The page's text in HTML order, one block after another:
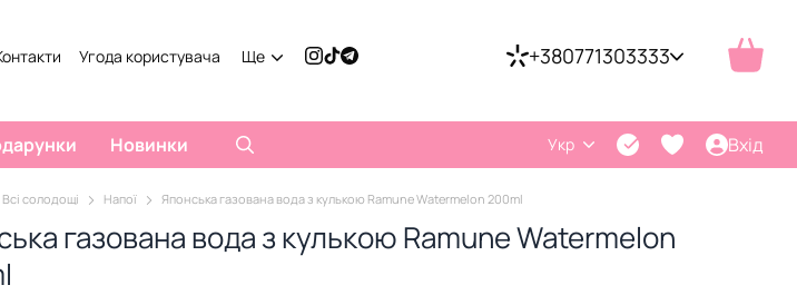
Угода користувача Ще +380771303333
Новинки Укр Вхід
Всі солодощі Напої Японська газована вода з кулькою Ramune Watermelon 200ml
газована вода з кулькою Ramune Watermelon